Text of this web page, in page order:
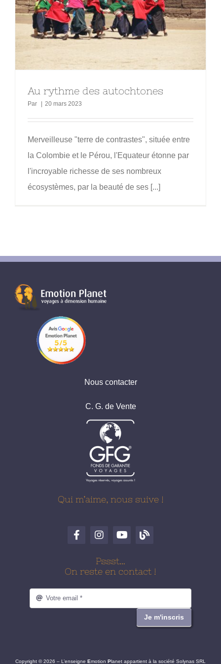
Au rythme des autochtones
Par | 20 mars 2023
Merveilleuse "terre de contrastes", située entre
la Colombie et le Pérou, l'Equateur étonne par
l'incroyable richesse de ses nombreux
écosystèmes, par la beauté de ses [...]
Nous contacter
C. G. de Vente
Qui m’aime, nous suive !
Pssst…
On reste en contact !
Je m'inscris
Copyright © 2026 – L’enseigne Emotion Planet appartient à la société Solynas SRL